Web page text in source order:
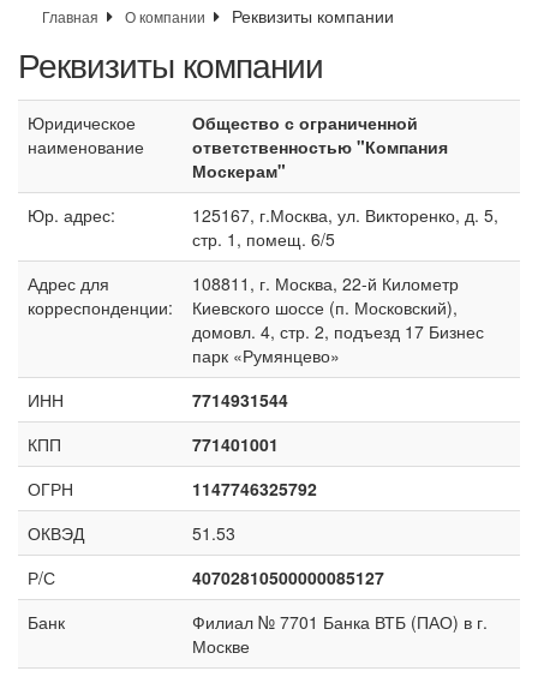
Главная О компании Реквизиты компании
Реквизиты компании
Юридическое
наименование
Общество с ограниченной
ответственностью "Компания
Москерам"
Юр. адрес:
125167, г.Москва, ул. Викторенко, д. 5,
стр. 1, помещ. 6/5
Адрес для
корреспонденции:
108811, г. Москва, 22-й Километр
Киевского шоссе (п. Московский),
домовл. 4, стр. 2, подъезд 17 Бизнес
парк «Румянцево»
ИНН
7714931544
КПП
771401001
ОГРН
1147746325792
ОКВЭД
51.53
Р/С
40702810500000085127
Банк
Филиал № 7701 Банка ВТБ (ПАО) в г.
Москве